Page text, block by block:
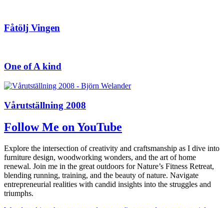
Fåtölj Vingen
One of A kind
Vårutställning 2008
Follow Me on YouTube
Explore the intersection of creativity and craftsmanship as I dive into
furniture design, woodworking wonders, and the art of home
renewal. Join me in the great outdoors for Nature’s Fitness Retreat,
blending running, training, and the beauty of nature. Navigate
entrepreneurial realities with candid insights into the struggles and
triumphs.